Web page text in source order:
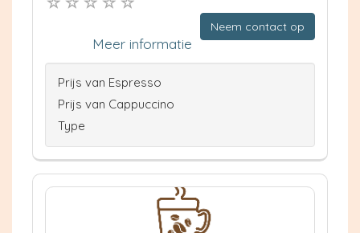
Neem contact op
Meer informatie
Prijs van Espresso
Prijs van Cappuccino
Type